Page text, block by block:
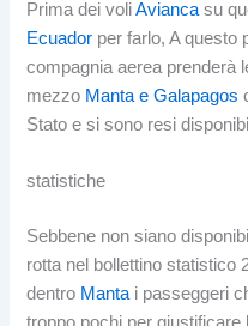
Prima dei voliAvianca su
Ecuador per farlo, A questo
compagnia aerea prenderà
mezzo Manta e Galapagos
Stato e si sono resi
statistiche
Sebbene non siano
rotta nel bollettino statistico
dentro Manta i passeggeri